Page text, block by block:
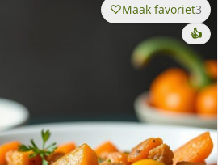
Maak favoriet3
👍